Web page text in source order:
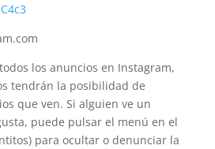
los anuncios en Instagram,
tendrán la posibilidad de
que ven. Si alguien ve un
puede pulsar el menú en el
para ocultar o denunciar la